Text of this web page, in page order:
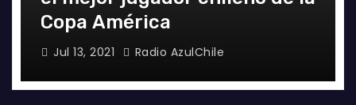
Copa América
Jul 13, 2021 Radio AzulChile